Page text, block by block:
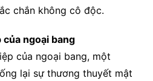
chắn không cô độc.
ngoại bang
của ngoại bang, một
lại sự thương thuyết mật